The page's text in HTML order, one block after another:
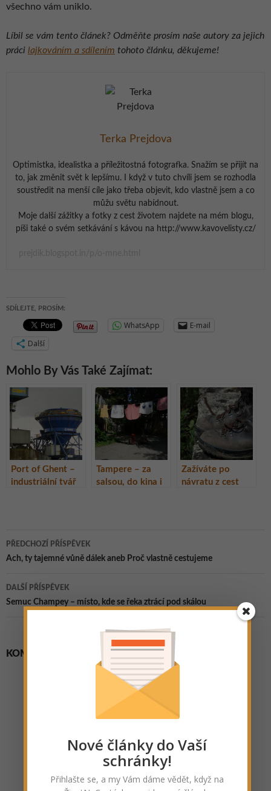
všechno vám uniklo.
Líbil se vám tento článek? Odměňte prosím naše autory za jejich
práci lajkováním a sdílením tohoto článku, děkujeme!
Terka Prejdova
Optimistka, idealistka a příležitostná fotografka. Snažím se přijít na
to, jak změnit svět k lepšímu. I když v tuto chvíli jsem se rozhodla
soustředit na menší cíle jako třeba objevit, kdo vlastně jsem a co
můžu světu nabídnout.
Moje další zážitky a fotky z cest životem najdete na mém blogu,
píši také o svém setkávání s kávou na http://www.kavovelisty.cz/
SDÍLEJTE, PROSÍM:
WhatsApp
E-mail
Další
Mohlo By Vás Také Zajímat:
Port of Ghent –
industriální tvář
Tampere – za
salsou, do kina i
Zažíváte po
návratu z cest
Navigace
pro
příspěvky
PŘEDCHOZÍ PŘÍSPĚVEK
Ach, ty tajemné vůně dálek aneb Proč vlastně cestujeme
DALŠÍ PŘÍSPĚVEK
Semuc Champey – místo, kde se řeka ztrácí pod skálou
KOMENTÁŘE
Nové články do Vaší
schránky!
Přihlašte se, a my Vám dáme vědět, když na